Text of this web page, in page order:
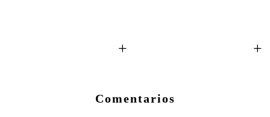
+ +
Comentarios